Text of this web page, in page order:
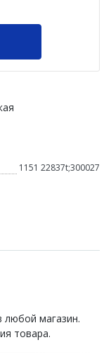
1151 22837t;300027
любой магазин.
товара.